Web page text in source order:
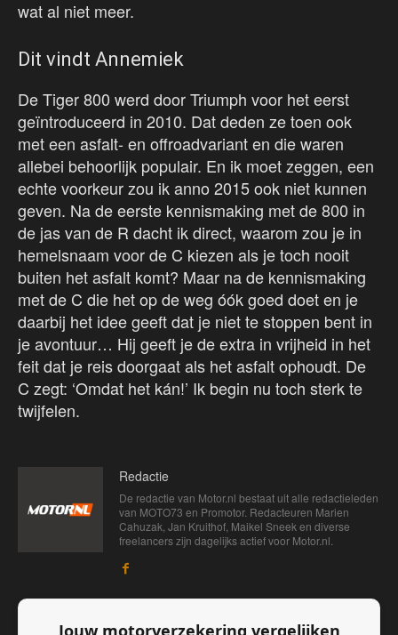
wat al niet meer.
Dit vindt Annemiek
De Tiger 800 werd door Triumph voor het eerst
geïntroduceerd in 2010. Dat deden ze toen ook
met een asfalt- en offroadvariant en die waren
allebei behoorlijk populair. En ik moet zeggen, een
echte voorkeur zou ik anno 2015 ook niet kunnen
geven. Na de eerste kennismaking met de 800 in
de jas van de R dacht ik direct, waarom zou je in
hemelsnaam voor de C kiezen als je toch nooit
buiten het asfalt komt? Maar na de kennismaking
met de C die het op de weg óók goed doet en je
daarbij het idee geeft dat je niet te stoppen bent in
je avontuur… Hij geeft je de extra in vrijheid in het
feit dat je reis doorgaat als het asfalt ophoudt. De
C zegt: ‘Omdat het kán!’ Ik begin nu toch sterk te
twijfelen.
Redactie
De redactie van Motor.nl bestaat uit alle redactieleden
van MOTO73 en Promotor. Redacteuren Marien
Cahuzak, Jan Kruithof, Maikel Sneek en diverse
freelancers zijn dagelijks actief voor Motor.nl.